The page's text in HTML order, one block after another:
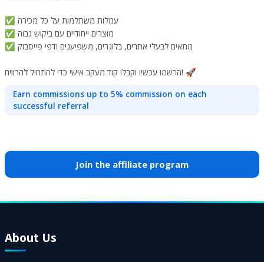
✅ עמלות משתלמות על כל מכירה
✅ מוצרים ייחודיים עם ביקוש גבוה
✅ מתאים לבעלי אתרים, בלוגרים, משפיענים ודפי פייסבוק
הרשמו עכשיו וקבלו קוד מעקב אישי כדי להתחיל להרוויח! 🚀
Earn commissions up to 5% commission on each
successful referral
Join the affiliate program
About Us